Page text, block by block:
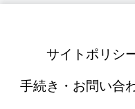
サイトポリシ
手続き・お問い合